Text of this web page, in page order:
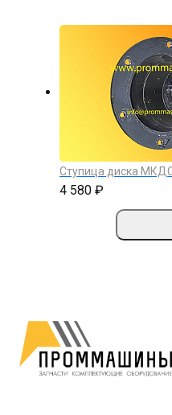
Ступица диска
4 580 ₽